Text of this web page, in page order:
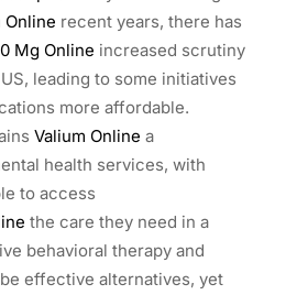
Online recent years, there has
Mg Online increased scrutiny
leading to some initiatives
more affordable.
Valium Online a
health services, with
to access
the care they need in a
behavioral therapy and
effective alternatives, yet